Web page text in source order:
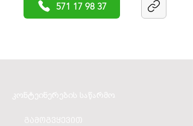
571 17 98 37
კონტეინერების საწარმო
გამოგვყევით